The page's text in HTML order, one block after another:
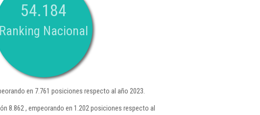
54.184
Ranking Nacional
en 7.761 posiciones respecto al año 2023.
8.862 , empeorando en 1.202 posiciones respecto al